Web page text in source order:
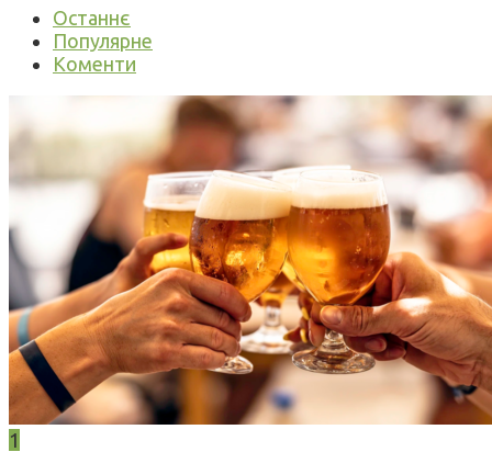
Останнє
Популярне
Коменти
1